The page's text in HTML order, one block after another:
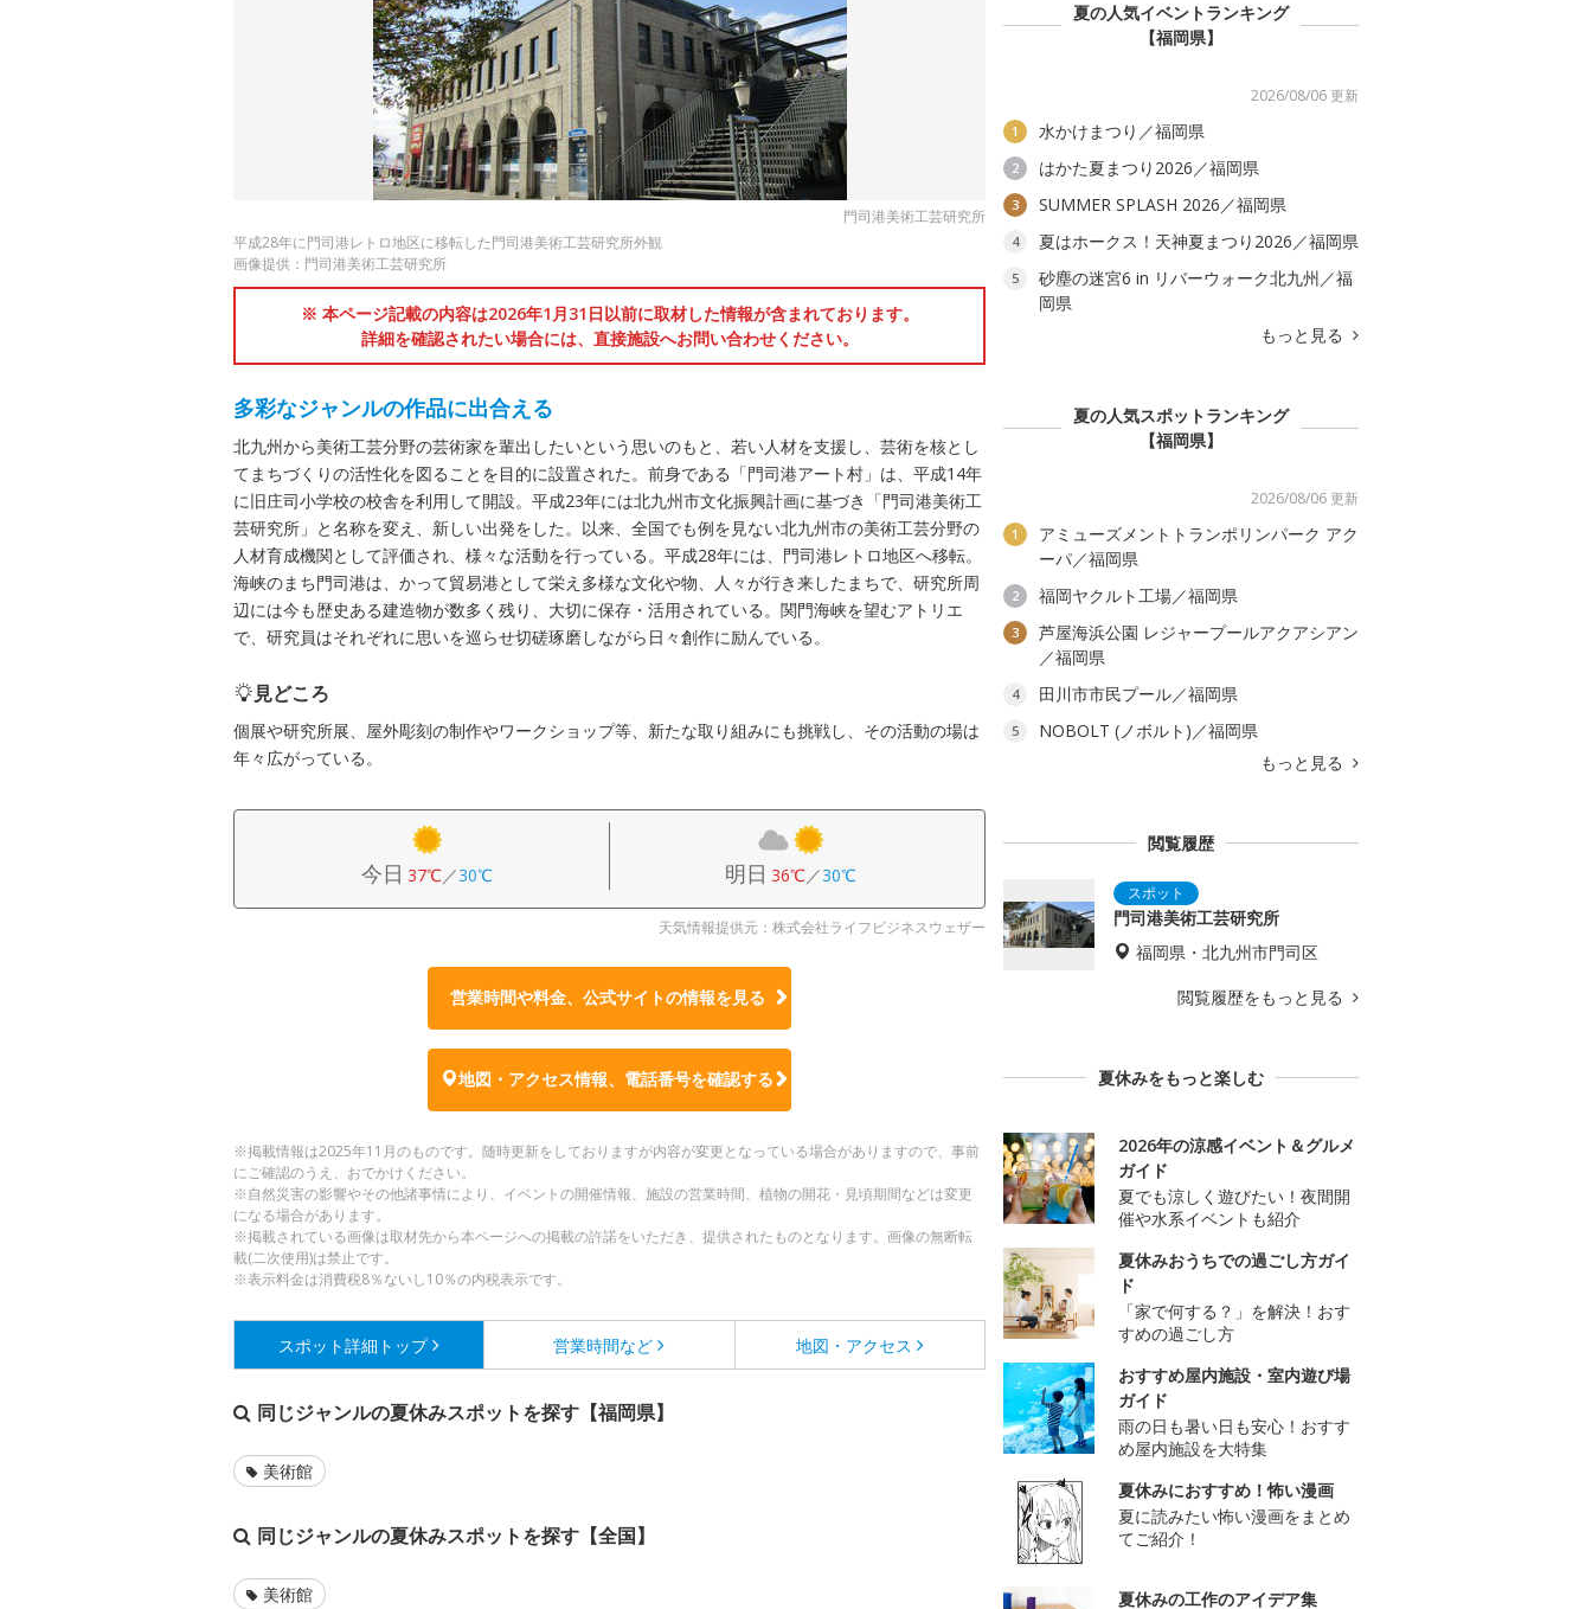
門司港美術工芸研究所
平成28年に門司港レトロ地区に移転した門司港美術工芸研究所外観
画像提供：門司港美術工芸研究所
※ 本ページ記載の内容は2026年1月31日以前に取材した情報が含まれております。
詳細を確認されたい場合には、直接施設へお問い合わせください。
多彩なジャンルの作品に出合える
北九州から美術工芸分野の芸術家を輩出したいという思いのもと、若い人材を支援し、芸術を核とし
てまちづくりの活性化を図ることを目的に設置された。前身である「門司港アート村」は、平成14年
に旧庄司小学校の校舎を利用して開設。平成23年には北九州市文化振興計画に基づき「門司港美術工
芸研究所」と名称を変え、新しい出発をした。以来、全国でも例を見ない北九州市の美術工芸分野の
人材育成機関として評価され、様々な活動を行っている。平成28年には、門司港レトロ地区へ移転。
海峡のまち門司港は、かって貿易港として栄え多様な文化や物、人々が行き来したまちで、研究所周
辺には今も歴史ある建造物が数多く残り、大切に保存・活用されている。関門海峡を望むアトリエ
で、研究員はそれぞれに思いを巡らせ切磋琢磨しながら日々創作に励んでいる。
見どころ
個展や研究所展、屋外彫刻の制作やワークショップ等、新たな取り組みにも挑戦し、その活動の場は
年々広がっている。
今日 37℃／30℃ 明日 36℃／30℃
天気情報提供元：株式会社ライフビジネスウェザー
営業時間や料金、公式サイトの情報を見る
地図・アクセス情報、電話番号を確認する
※掲載情報は2025年11月のものです。随時更新をしておりますが内容が変更となっている場合がありますので、事前
にご確認のうえ、おでかけください。
※自然災害の影響やその他諸事情により、イベントの開催情報、施設の営業時間、植物の開花・見頃期間などは変更
になる場合があります。
※掲載されている画像は取材先から本ページへの掲載の許諾をいただき、提供されたものとなります。画像の無断転
載(二次使用)は禁止です。
※表示料金は消費税8％ないし10％の内税表示です。
スポット詳細 トップ 営業時間など 地図・アクセス
同じジャンルの夏休みスポットを探す【福岡県】
美術館
同じジャンルの夏休みスポットを探す【全国】
美術館
夏の人気イベントランキング
【福岡県】
2026/08/06 更新
1 水かけまつり／福岡県
2 はかた夏まつり2026／福岡県
3 SUMMER SPLASH 2026／福岡県
4 夏はホークス！天神夏まつり2026／福岡県
5
砂塵の迷宮6 in リバーウォーク北九州／福
岡県
もっと見る
夏の人気スポットランキング
【福岡県】
2026/08/06 更新
1
アミューズメントトランポリンパーク アク
ーパ／福岡県
2 福岡ヤクルト工場／福岡県
3
芦屋海浜公園 レジャープールアクアシアン
／福岡県
4 田川市市民プール／福岡県
5
NOBOLT (ノボルト)／福岡県
もっと見る
閲覧履歴
門司港美術工芸研究所
福岡県・北九州市門司区
閲覧履歴をもっと見る
夏休みをもっと楽しむ
2026年の涼感イベント＆グルメ
ガイド
夏でも涼しく遊びたい！夜間開
催や水系イベントも紹介
夏休みおうちでの過ごし方ガイ
ド
「家で何する？」を解決！おす
すめの過ごし方
おすすめ屋内施設・室内遊び場
ガイド
雨の日も暑い日も安心！おすす
め屋内施設を大特集
夏休みにおすすめ！怖い漫画
夏に読みたい怖い漫画をまとめ
てご紹介！
夏休みの工作のアイデア集